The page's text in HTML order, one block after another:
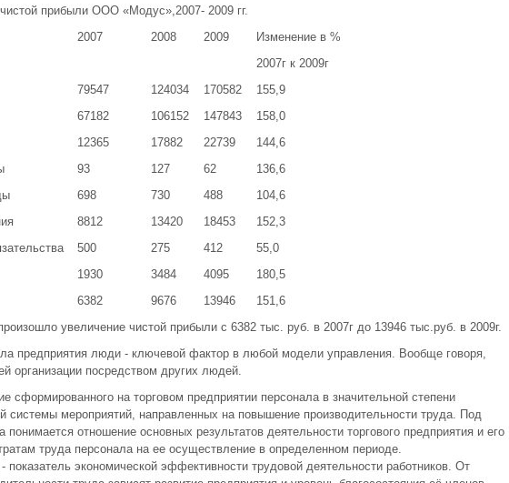
прибыли ООО «Модус»,2007- 2009 гг.
2007 2008 2009
Изменение в %
2007г к 2009г
79547 124034 170582
155,9
67182 106152 147843
158,0
12365 17882 22739
144,6
93 127 62
136,6
698 730 488
104,6
8812 13420 18453
152,3
500 275 412
55,0
1930 3484 4095
180,5
6382 9676 13946
151,6
увеличение чистой прибыли с 6382 тыс. руб. в 2007г до 13946 тыс.руб. в 2009г.
предприятия люди - ключевой фактор в любой модели управления. Вообще говоря,
организации посредством других людей.
сформированного на торговом предприятии персонала в значительной степени
системы мероприятий, направленных на повышение производительности труда. Под
понимается отношение основных результатов деятельности торгового предприятия и его
труда персонала на ее осуществление в определенном периоде.
показатель экономической эффективности трудовой деятельности работников. От